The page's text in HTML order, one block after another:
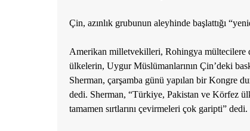
Çin, azınlık grubunun aleyhinde başlattığı
Amerikan milletvekilleri, Rohingya mültecilere
ülkelerin, Uygur Müslümanlarının Çin’deki
Sherman, çarşamba günü yapılan bir Kongre
dedi. Sherman, “Türkiye, Pakistan ve Körfez
tamamen sırtlarını çevirmeleri çok garipti” dedi.